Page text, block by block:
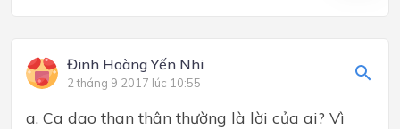
Đinh Hoàng Yến Nhi
2 tháng 9 2017 lúc 10:55
a. Ca dao than thân thường là lời của ai? Vì